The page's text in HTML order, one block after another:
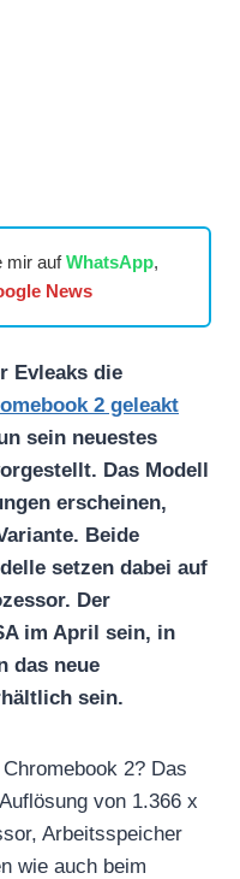
mir aufWhatsApp,
News
Evleaks die
2 geleakt
sein neuestes
Das Modell
erscheinen,
Beide
setzen dabei auf
Der
im April sein, in
das neue
sein.
2? Das
von 1.366 x
Arbeitsspeicher
wie auch beim